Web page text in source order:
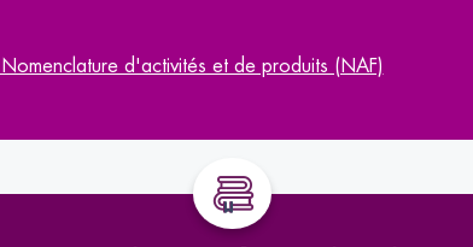
d'activités et de produits (NAF)